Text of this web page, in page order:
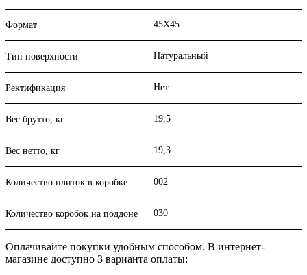
Формат 45X45
Тип поверхности Натуральный
Ректификация Нет
Вес брутто, кг 19,5
Вес нетто, кг 19,3
Количество плиток в коробке 002
Количество коробок на поддоне 030
Оплачивайте покупки удобным способом. В интернет-
магазине доступно 3 варианта оплаты: